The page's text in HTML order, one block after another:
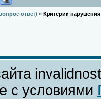
ответ) » Критерии нарушения
с условиями